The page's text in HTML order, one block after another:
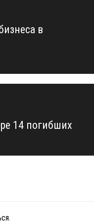
в
14 погибших
.